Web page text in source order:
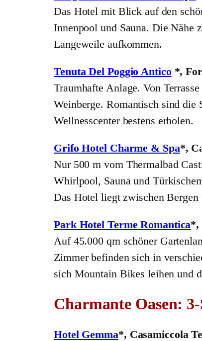
Das Hotel mit Blick auf den
Innenpool und Sauna. Die Nähe
Langeweile aufkommen.
Tenuta Del Poggio Antico*,
Traumhafte Anlage. Von
Weinberge. Romantisch sind die
Wellnesscenter bestens erholen.
Grifo Hotel Charme & Spa*,
Nur 500 m vom Thermalbad
Whirlpool, Sauna und
Das Hotel liegt zwischen
Park Hotel Terme Romantica*,
Auf 45.000 qm schöner
Zimmer befinden sich in
sich Mountain Bikes leihen und
Charmante Oasen:
Hotel Gemma*, Casamiccola